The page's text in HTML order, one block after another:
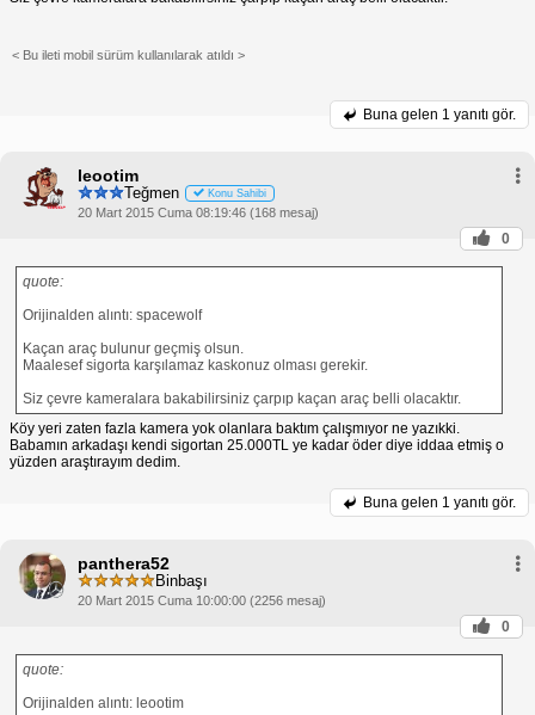
< Bu ileti mobil sürüm kullanılarak atıldı >
Buna gelen 1 yanıtı gör.
leootim
Teğmen Konu Sahibi
20 Mart 2015 Cuma 08:19:46 (168 mesaj)
0
quote:
Orijinalden alıntı: spacewolf
Kaçan araç bulunur geçmiş olsun.
Maalesef sigorta karşılamaz kaskonuz olması gerekir.
Siz çevre kameralara bakabilirsiniz çarpıp kaçan araç belli olacaktır.
Köy yeri zaten fazla kamera yok olanlara baktım çalışmıyor ne yazıkki.
Babamın arkadaşı kendi sigortan 25.000TL ye kadar öder diye iddaa etmiş o
yüzden araştırayım dedim.
Buna gelen 1 yanıtı gör.
panthera52
Binbaşı
20 Mart 2015 Cuma 10:00:00 (2256 mesaj)
0
quote:
Orijinalden alıntı: leootim